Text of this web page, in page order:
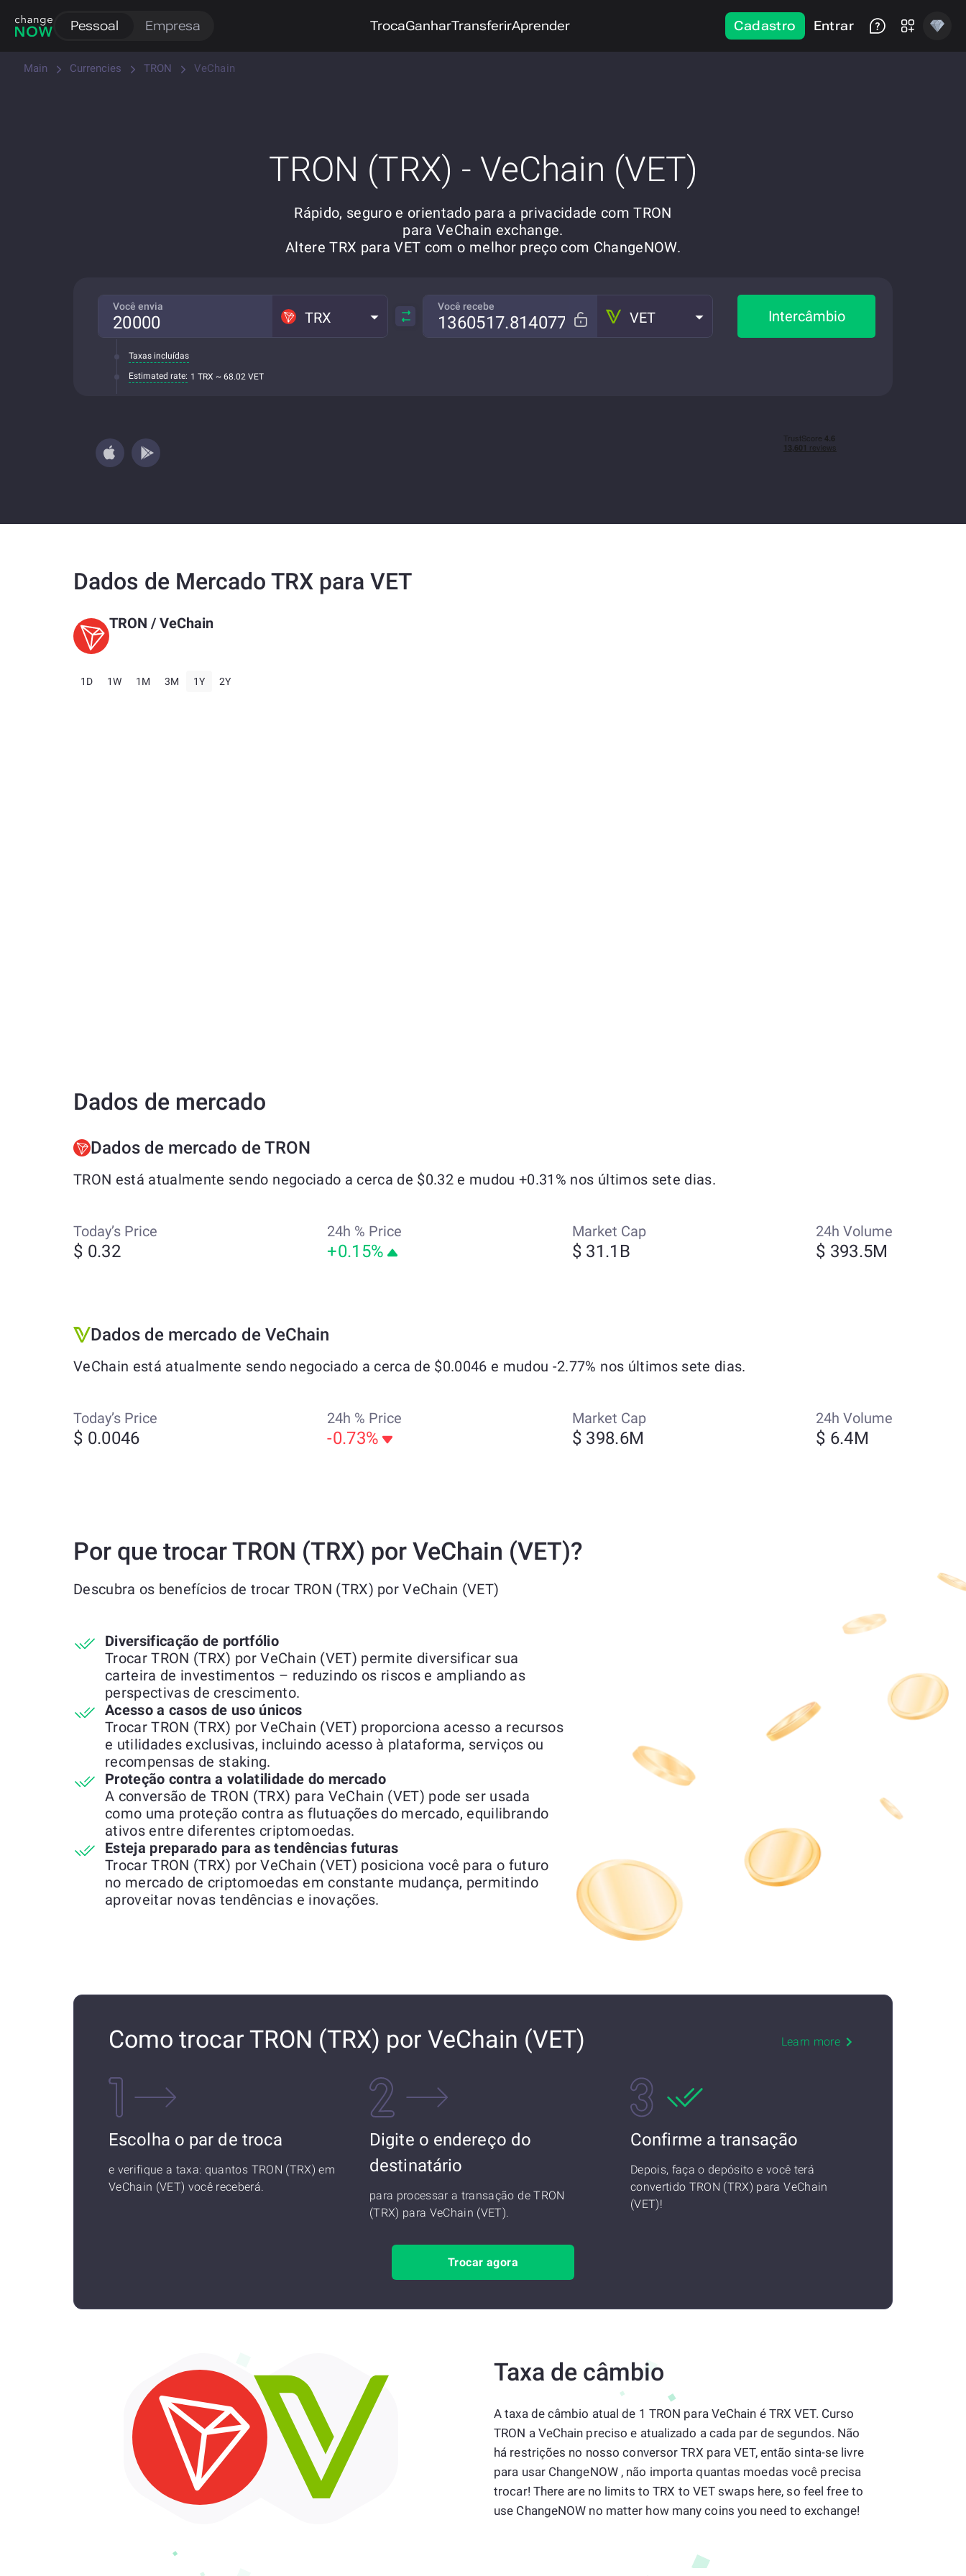
Pessoal Empresa TrocaGanharTransferirAprender Cadastro Entrar
Main Currencies TRON VeChain
TRON (TRX) - VeChain (VET)
Rápido, seguro e orientado para a privacidade com TRON
para VeChain exchange.
Altere TRX para VET com o melhor preço com ChangeNOW.
Você envia
TRX
Taxas incluídas
Estimated rate: 1 TRX ~ 68.02 VET
Você recebe
VET Intercâmbio
Dados de Mercado TRX para VET
TRON / VeChain
1D 1W 1M 3M 1Y 2Y
Dados de mercado
Dados de mercado de TRON
TRON está atualmente sendo negociado a cerca de $0.32 e mudou +0.31% nos últimos sete dias.
Today’s Price
$ 0.32
24h % Price
+0.15%
Market Cap
$ 31.1B
24h Volume
$ 393.5M
Dados de mercado de VeChain
VeChain está atualmente sendo negociado a cerca de $0.0046 e mudou -2.77% nos últimos sete dias.
Today’s Price
$ 0.0046
24h % Price
-0.73%
Market Cap
$ 398.6M
24h Volume
$ 6.4M
Por que trocar TRON (TRX) por VeChain (VET)?
Descubra os benefícios de trocar TRON (TRX) por VeChain (VET)
Diversificação de portfólio
Trocar TRON (TRX) por VeChain (VET) permite diversificar sua
carteira de investimentos – reduzindo os riscos e ampliando as
perspectivas de crescimento.
Acesso a casos de uso únicos
Trocar TRON (TRX) por VeChain (VET) proporciona acesso a recursos
e utilidades exclusivas, incluindo acesso à plataforma, serviços ou
recompensas de staking.
Proteção contra a volatilidade do mercado
A conversão de TRON (TRX) para VeChain (VET) pode ser usada
como uma proteção contra as flutuações do mercado, equilibrando
ativos entre diferentes criptomoedas.
Esteja preparado para as tendências futuras
Trocar TRON (TRX) por VeChain (VET) posiciona você para o futuro
no mercado de criptomoedas em constante mudança, permitindo
aproveitar novas tendências e inovações.
Como trocar TRON (TRX) por VeChain (VET) Learn more
Escolha o par de troca
e verifique a taxa: quantos TRON (TRX) em
VeChain (VET) você receberá.
Digite o endereço do
destinatário
para processar a transação de TRON
(TRX) para VeChain (VET).
Confirme a transação
Depois, faça o depósito e você terá
convertido TRON (TRX) para VeChain
(VET)!
Trocar agora
Taxa de câmbio
A taxa de câmbio atual de 1 TRON para VeChain é TRX VET. Curso
TRON a VeChain preciso e atualizado a cada par de segundos. Não
há restrições no nosso conversor TRX para VET, então sinta-se livre
para usar ChangeNOW , não importa quantas moedas você precisa
trocar! There are no limits to TRX to VET swaps here, so feel free to
use ChangeNOW no matter how many coins you need to exchange!